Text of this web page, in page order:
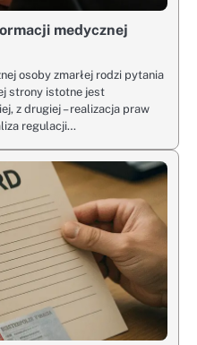
medycznej
osoby zmarłej rodzi pytania
strony istotne jest
z drugiej – realizacja praw
regulacji…